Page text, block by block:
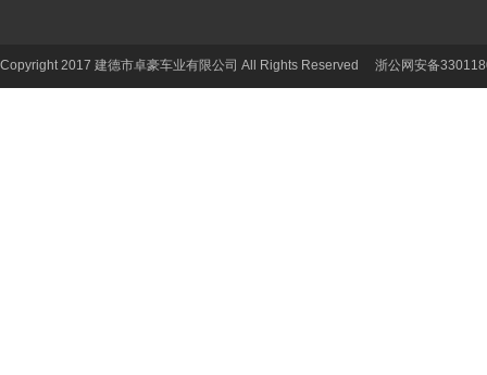
Copyright 2017 建德市卓豪车业有限公司 All Rights Reserved 浙公网安备